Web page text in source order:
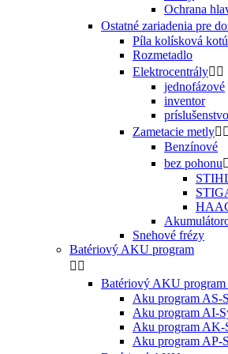
Ochrana
Ostatné zariadenia pre
Píla kolísková
Rozmetadlo
Elektrocentrály 
jednofázové
inventor
príslušenstvo
Zametacie metly 
Benzínové
bez pohonu
Snehové frézy
Batériový AKU program
 
Batériový AKU
Aku program AS-
Aku program AI-
Aku program AK-
Aku program AP-